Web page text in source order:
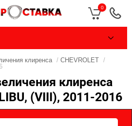
0
клиренса / CHEVROLET /
клиренса
(VIII), 2011-2016